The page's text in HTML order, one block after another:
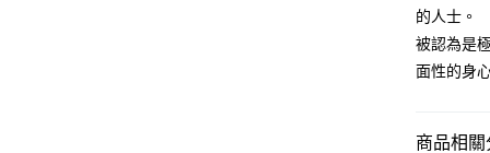
運送方式
全家取貨
7-11取貨
的人士。
被認為是
面性的身
商品相關